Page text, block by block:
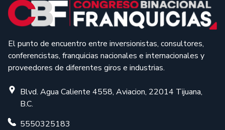
El punto de encuentro entre inversionistas, consultores,
conferencistas, franquicias nacionales e internacionales y
proveedores de diferentes giros e industrias.
Blvd. Agua Caliente 4558, Aviacion, 22014 Tijuana,
B.C.
5550325183